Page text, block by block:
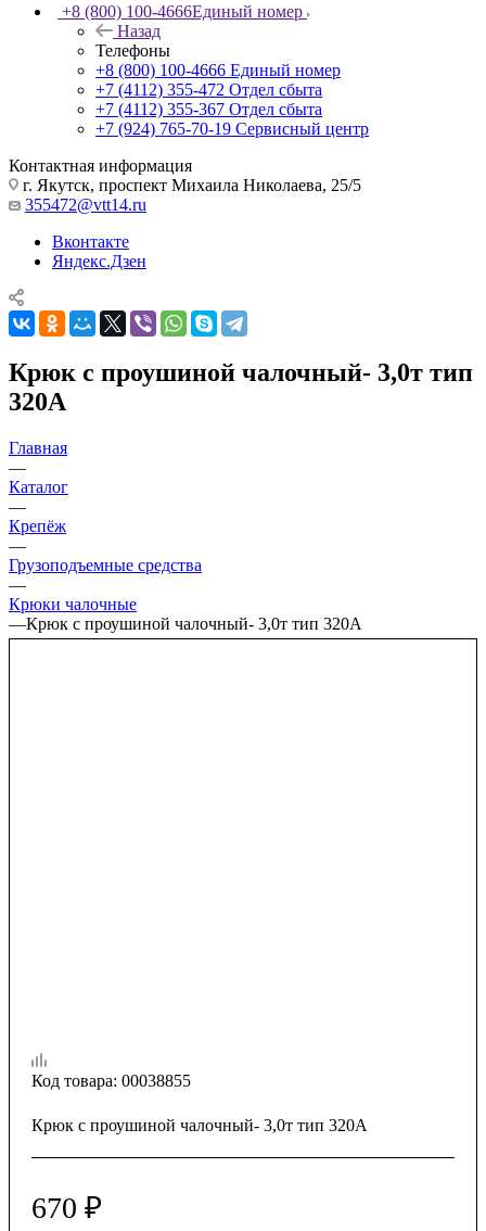
+8 (800) 100-4666Единый номер
Назад
Телефоны
+8 (800) 100-4666 Единый номер
+7 (4112) 355-472 Отдел сбыта
+7 (4112) 355-367 Отдел сбыта
+7 (924) 765-70-19 Сервисный центр
Контактная информация
г. Якутск, проспект Михаила Николаева, 25/5
355472@vtt14.ru
Вконтакте
Яндекс.Дзен
Крюк с проушиной чалочный- 3,0т тип
320А
Главная
—
Каталог
—
Крепёж
—
Грузоподъемные средства
—
Крюки чалочные
—Крюк с проушиной чалочный- 3,0т тип 320А
Код товара: 00038855
Крюк с проушиной чалочный- 3,0т тип 320А
670 ₽